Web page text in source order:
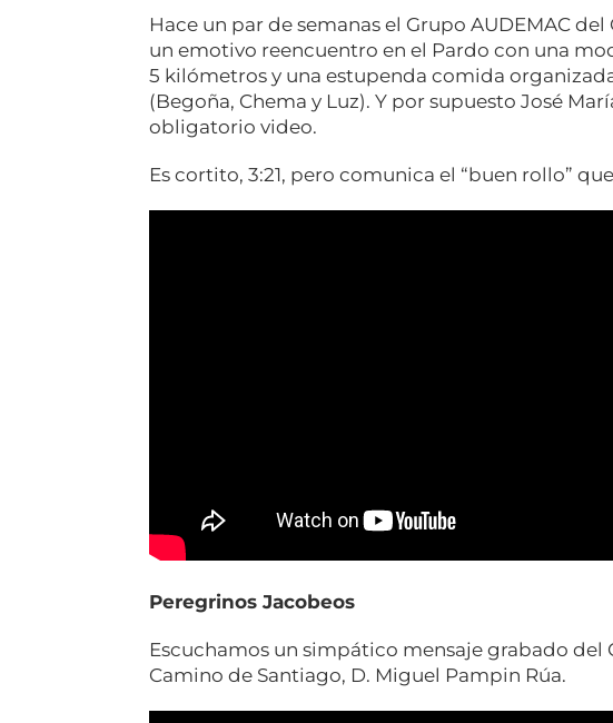
Hace un par de semanas el Grupo AUDEMAC
un emotivo reencuentro en el Pardo con una
5 kilómetros y una estupenda comida
(Begoña, Chema y Luz). Y por supuesto José
obligatorio video.
Es cortito, 3:21, pero comunica el “buen rollo”
Peregrinos Jacobeos
Escuchamos un simpático mensaje grabado del
Camino de Santiago, D. Miguel Pampin Rúa.